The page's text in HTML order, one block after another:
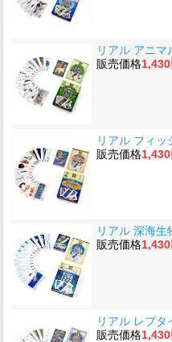
リアル アニマ
販売価格1,430
リアル フィッ
販売価格1,430
リアル 深海生
販売価格1,430
リアル レプタ
販売価格1,430